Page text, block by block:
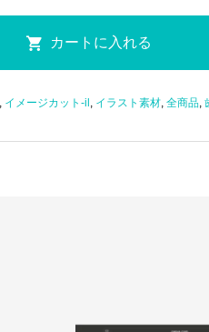
イメージカット-il, イラスト素材, 全商品,